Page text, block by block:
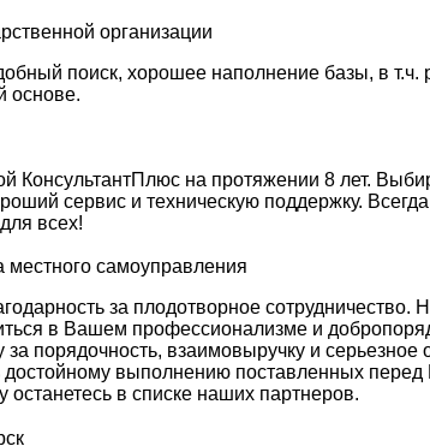
организации
поиск, хорошее наполнение базы, в т.ч.
основе.
КонсультантПлюс на протяжении 8 лет.
сервис и техническую поддержку.
всех!
местного самоуправления
за плодотворное
в Вашем профессионализме и
порядочность, взаимовыручку и
достойному выполнению поставленных
в списке наших партнеров.